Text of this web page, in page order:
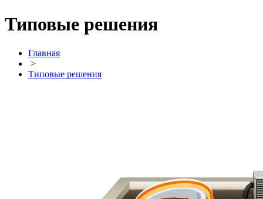
Типовые решения
Главная
>
Типовые решения